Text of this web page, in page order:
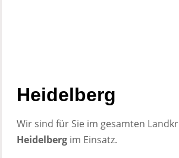
Heidelberg
Wir sind für Sie im gesamten
Heidelberg im Einsatz.